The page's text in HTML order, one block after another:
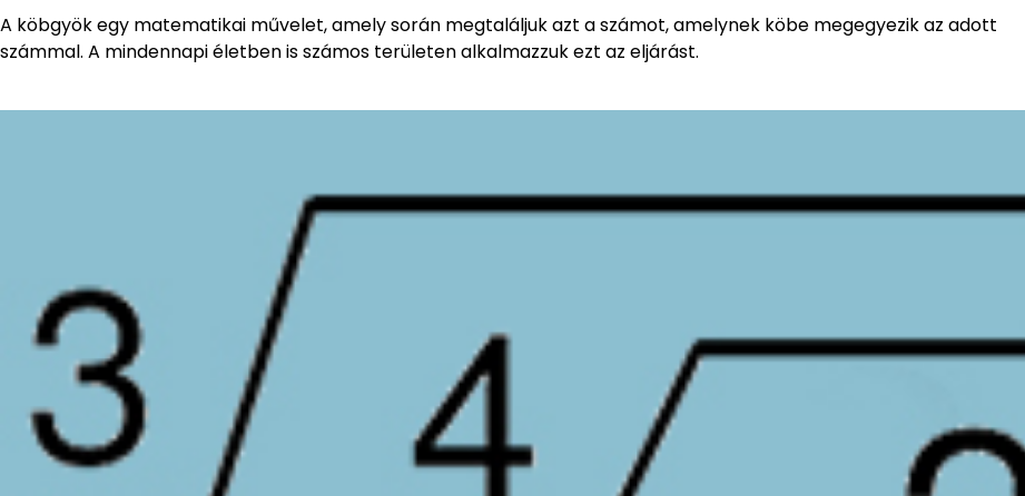
A köbgyök egy matematikai művelet, amely során megtaláljuk azt a számot, amelynek köbe megegyezik az adott
számmal. A mindennapi életben is számos területen alkalmazzuk ezt az eljárást.